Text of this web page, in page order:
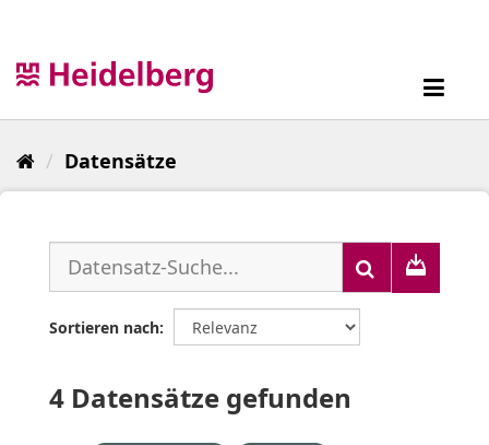
Datensätze
Sortieren nach
4 Datensätze gefunden